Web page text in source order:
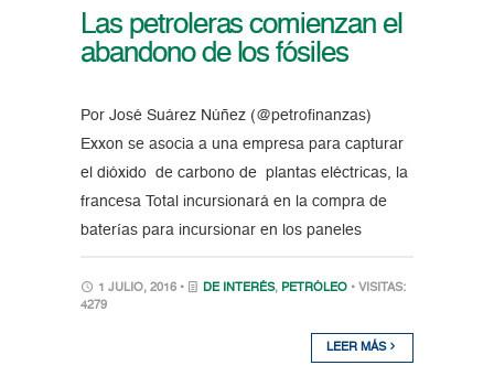
Las petroleras comienzan el
abandono de los fósiles
Por José Suárez Núñez (@petrofinanzas)
Exxon se asocia a una empresa para capturar
el dióxido de carbono de plantas eléctricas, la
francesa Total incursionará en la compra de
baterías para incursionar en los paneles
1 JULIO, 2016 • DE INTERÉS, PETRÓLEO • VISITAS:
4279
LEER MÁS